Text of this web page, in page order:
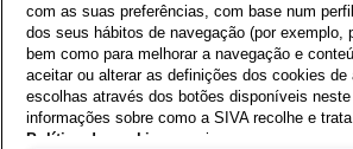
Download
com as suas preferências, com base num
dos seus hábitos de navegação (por exemplo,
bem como para melhorar a navegação e
aceitar ou alterar as definições dos cookies de
escolhas através dos botões disponíveis neste
informações sobre como a SIVA recolhe e
Política de cookies
em vigor.